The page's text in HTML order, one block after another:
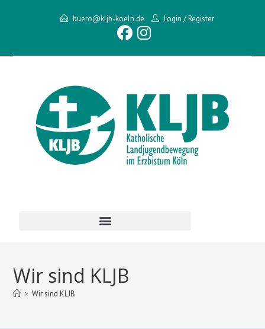
buero@kljb-koeln.de Login /Register
Wir sind KLJB
> Wir sind KLJB